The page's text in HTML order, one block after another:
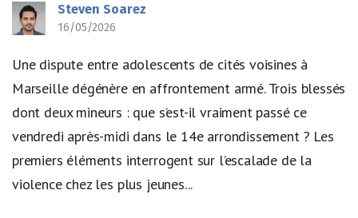
Steven Soarez
16/05/2026
Une dispute entre adolescents de cités voisines à
Marseille dégénère en affrontement armé. Trois blessés
dont deux mineurs : que s’est-il vraiment passé ce
vendredi après-midi dans le 14e arrondissement ? Les
premiers éléments interrogent sur l’escalade de la
violence chez les plus jeunes...